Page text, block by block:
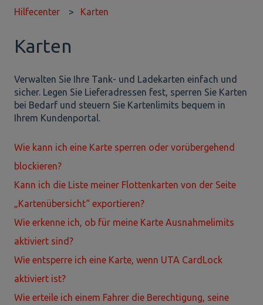
Hilfecenter Karten
Karten
Verwalten Sie Ihre Tank- und Ladekarten einfach und
sicher. Legen Sie Lieferadressen fest, sperren Sie Karten
bei Bedarf und steuern Sie Kartenlimits bequem in
Ihrem Kundenportal.
Wie kann ich eine Karte sperren oder vorübergehend
blockieren?
Kann ich die Liste meiner Flottenkarten von der Seite
„Kartenübersicht“ exportieren?
Wie erkenne ich, ob für meine Karte Ausnahmelimits
aktiviert sind?
Wie entsperre ich eine Karte, wenn UTA CardLock
aktiviert ist?
Wie erteile ich einem Fahrer die Berechtigung, seine